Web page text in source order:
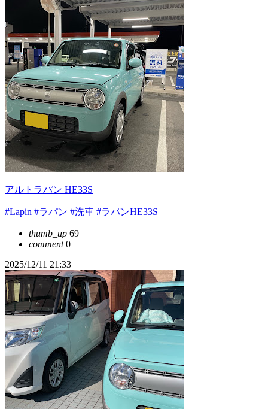
アルトラパン HE33S
#Lapin #ラパン #洗車 #ラパンHE33S
thumb_up 69
comment0
2025/12/11 21:33